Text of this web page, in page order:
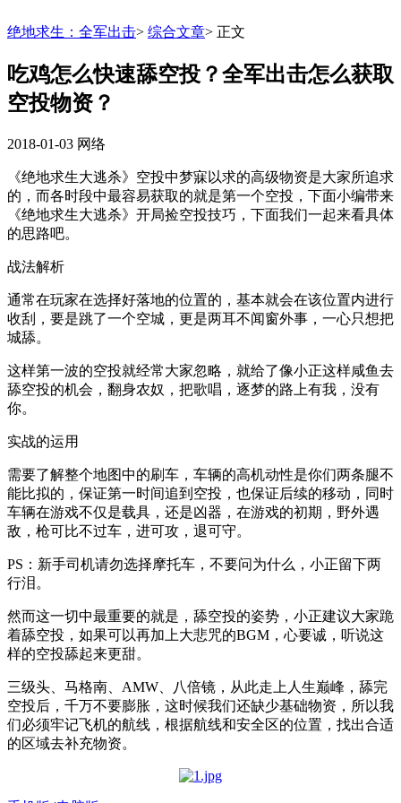
绝地求生：全军出击> 综合文章> 正文
吃鸡怎么快速舔空投？全军出击怎么获取
空投物资？
2018-01-03 网络
《绝地求生大逃杀》空投中梦寐以求的高级物资是大家所追求
的，而各时段中最容易获取的就是第一个空投，下面小编带来
《绝地求生大逃杀》开局捡空投技巧，下面我们一起来看具体
的思路吧。
战法解析
通常在玩家在选择好落地的位置的，基本就会在该位置内进行
收刮，要是跳了一个空城，更是两耳不闻窗外事，一心只想把
城舔。
这样第一波的空投就经常大家忽略，就给了像小正这样咸鱼去
舔空投的机会，翻身农奴，把歌唱，逐梦的路上有我，没有
你。
实战的运用
需要了解整个地图中的刷车，车辆的高机动性是你们两条腿不
能比拟的，保证第一时间追到空投，也保证后续的移动，同时
车辆在游戏不仅是载具，还是凶器，在游戏的初期，野外遇
敌，枪可比不过车，进可攻，退可守。
PS：新手司机请勿选择摩托车，不要问为什么，小正留下两
行泪。
然而这一切中最重要的就是，舔空投的姿势，小正建议大家跪
着舔空投，如果可以再加上大悲咒的BGM，心要诚，听说这
样的空投舔起来更甜。
三级头、马格南、AMW、八倍镜，从此走上人生巅峰，舔完
空投后，千万不要膨胀，这时候我们还缺少基础物资，所以我
们必须牢记飞机的航线，根据航线和安全区的位置，找出合适
的区域去补充物资。